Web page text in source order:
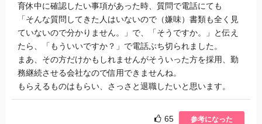
育休中に確認したい事項があった時、質問で電話にても
「そんな質問してきた人はいないので（嫌味）書類も全く見
ていないので分かりません。」で、「そうですか。」と伝え
たら、「もういいですか？」で電話ぶち切られました。
まあ、その方だけかもしれませんがそういった方を採用、勤
務継続させる会社なので信用できませんね。
もらえるものはもらい、さっさと退職したいと思います。
65 参考になった